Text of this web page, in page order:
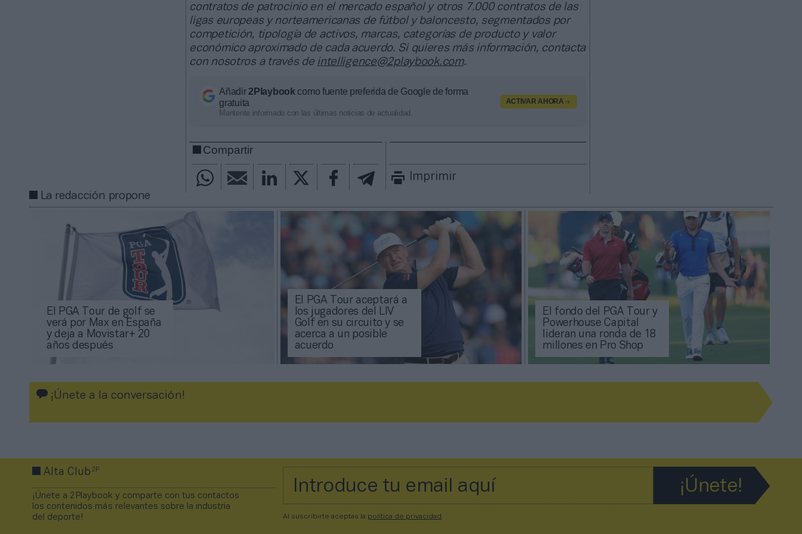
contratos de patrocinio en el mercado español y otros 7.000 contratos de las
ligas europeas y norteamericanas de fútbol y baloncesto, segmentados por
competición, tipología de activos, marcas, categorías de producto y valor
económico aproximado de cada acuerdo. Si quieres más información, contacta
con nosotros a través de intelligence@2playbook.com.
Añadir2Playbook como fuente preferida de Google de forma
gratuita
Mantente informado con las últimas noticias de actualidad.
ACTIVAR AHORA
Compartir
Imprimir
La redacción propone
El PGA Tour de golf se
verá por Max en España
y deja a Movistar+ 20
años después
El PGA Tour aceptará a
los jugadores del LIV
Golf en su circuito y se
acerca a un posible
acuerdo
El fondo del PGA Tour y
Powerhouse Capital
lideran una ronda de 18
millones en Pro Shop
¡Únete a la conversación!
Alta Club2P
¡Únete a 2Playbook y comparte con tus contactos
los contenidos más relevantes sobre la industria
del deporte!
Al suscribirte aceptas la política de privacidad .